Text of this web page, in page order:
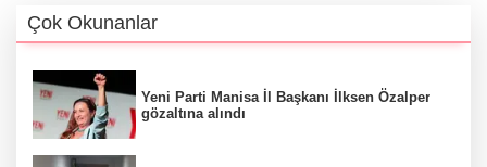
Çok Okunanlar
Yeni Parti Manisa İl Başkanı İlksen Özalper
gözaltına alındı